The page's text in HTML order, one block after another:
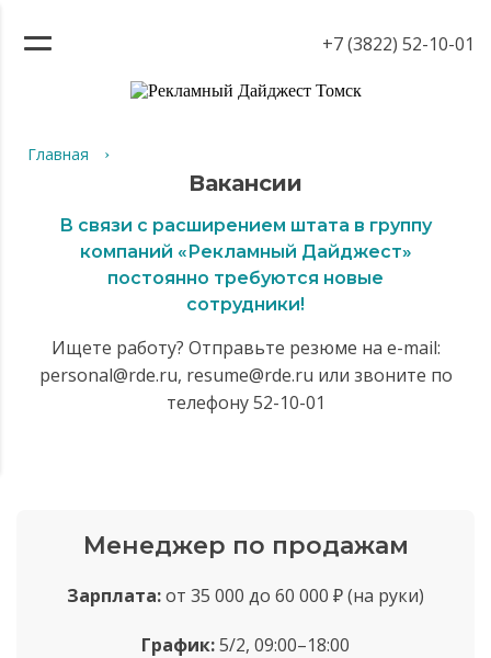
+7 (3822) 52-10-01
Главная
Вакансии
В связи с расширением штата в группу
компаний «Рекламный Дайджест»
постоянно требуются новые
сотрудники!
Ищете работу? Отправьте резюме на e-mail:
personal@rde.ru, resume@rde.ru или звоните по
телефону 52-10-01
Менеджер по продажам
Зарплата:от 35 000 до 60 000 ₽ (на руки)
График:5/2, 09:00–18:00